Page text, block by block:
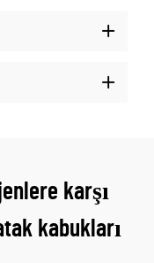
karşı
kabukları